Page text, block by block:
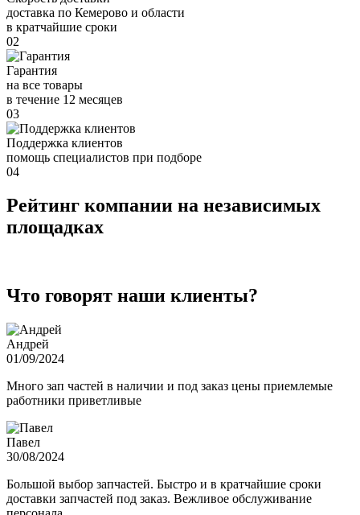
доставка по Кемерово и области
в кратчайшие сроки
02
Гарантия
на все товары
в течение 12 месяцев
03
Поддержка клиентов
помощь специалистов при подборе
04
Рейтинг компании на независимых
площадках
Что говорят наши клиенты?
Андрей
01/09/2024
Много зап частей в наличии и под заказ цены приемлемые
работники приветливые
Павел
30/08/2024
Большой выбор запчастей. Быстро и в кратчайшие сроки
доставки запчастей под заказ. Вежливое обслуживание